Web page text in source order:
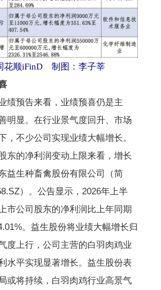
花顺iFinD 制图：李子莘
预告来看，业绩预喜仍是主
明显。在行业景气度回升、市场
，不少公司实现业绩大幅增长。
的净利润变动上限来看，增长
益生种畜禽股份有限公司（简
）。公告显示，2026年上半
市公司股东的净利润比上年同期
。益生股份将业绩大幅增长归
度上行，公司主营的白羽肉鸡业
水平实现显著增长。益生股份表
或将持续，白羽肉鸡行业高景气